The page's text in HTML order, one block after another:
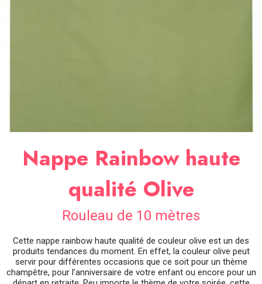
Nappe Rainbow haute
qualité Olive
Rouleau de 10 mètres
Cette nappe rainbow haute qualité de couleur olive est un des
produits tendances du moment. En effet, la couleur olive peut
servir pour différentes occasions que ce soit pour un thème
champêtre, pour l’anniversaire de votre enfant ou encore pour un